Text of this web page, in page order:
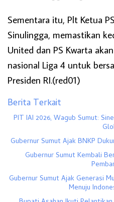
Sementara itu, Plt Ketua
Sinulingga, memastikan
United dan PS Kwarta
nasional Liga 4 untuk
Presiden RI.(red01)
Berita Terkait
PIT IAI 2026, Wagub Sumut:
Gubernur Sumut Ajak BNKP
Gubernur Sumut Kembali
Gubernur Sumut Ajak Generasi
Menuju